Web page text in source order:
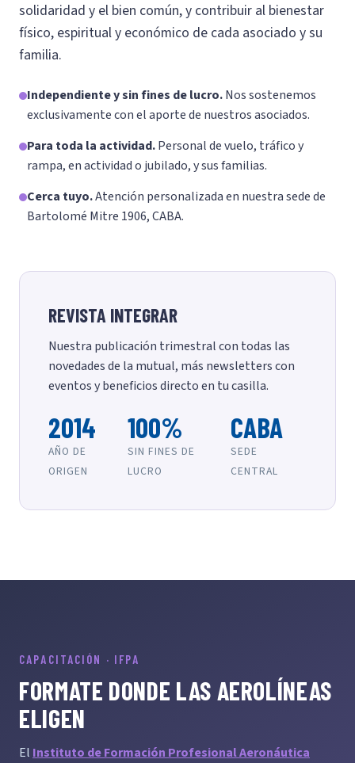
solidaridad y el bien común, y contribuir al bienestar
físico, espiritual y económico de cada asociado y su
familia.
Independiente y sin fines de lucro.Nos sostenemos
exclusivamente con el aporte de nuestros asociados.
Para toda la actividad.Personal de vuelo, tráfico y
rampa, en actividad o jubilado, y sus familias.
Cerca tuyo.Atención personalizada en nuestra sede de
Bartolomé Mitre 1906, CABA.
REVISTA INTEGRAR
Nuestra publicación trimestral con todas las
novedades de la mutual, más newsletters con
eventos y beneficios directo en tu casilla.
2014
AÑO DE
ORIGEN
100%
SIN FINES DE
LUCRO
CABA
SEDE
CENTRAL
CAPACITACIÓN · IFPA
FORMATE DONDE LAS AEROLÍNEAS
ELIGEN
El Instituto de Formación Profesional Aeronáutica